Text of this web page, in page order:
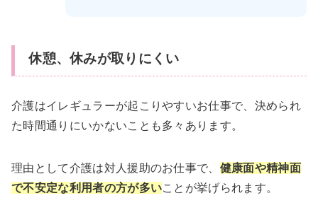
休憩、休みが取りにくい
介護はイレギュラーが起こりやすいお仕事で、決められ
た時間通りにいかないことも多々あります。
理由として介護は対人援助のお仕事で、 健康面や精神面
で不安定な利用者の方が多いことが挙げられます。